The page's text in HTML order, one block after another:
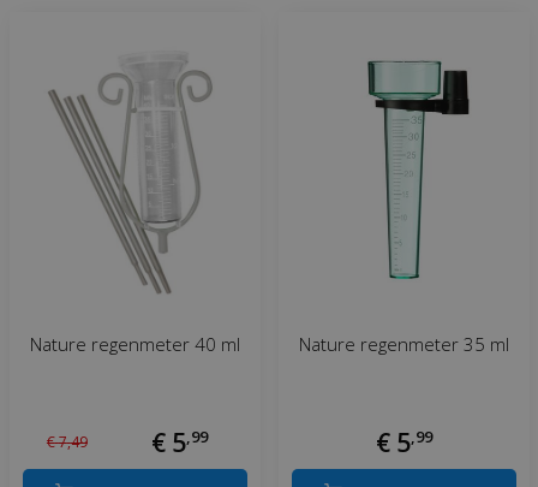
Nature regenmeter 40 ml
€7,49 € 5 99
Nature regenmeter 35 ml
€ 5 99